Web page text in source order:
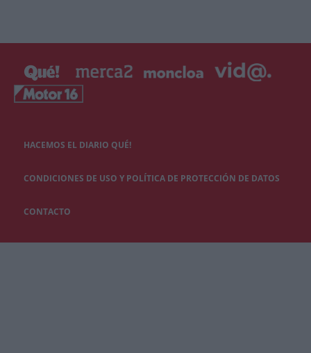
HACEMOS EL DIARIO QUÉ!
CONDICIONES DE USO Y POLÍTICA DE PROTECCIÓN DE DATOS
CONTACTO